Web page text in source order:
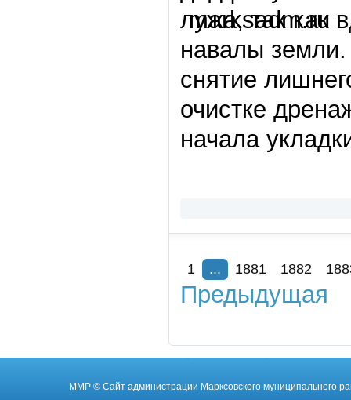
лужа, так как
навалы земли.
снятие
очистке
начала
1 ... 1881 1882
Предыдущая
ММР © Cайт администрации Марксовского муниципального